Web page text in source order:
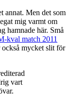
annat. Men det som
mig varmt om
hamnade här. Små
kval match 2011
också mycket slit för
vart